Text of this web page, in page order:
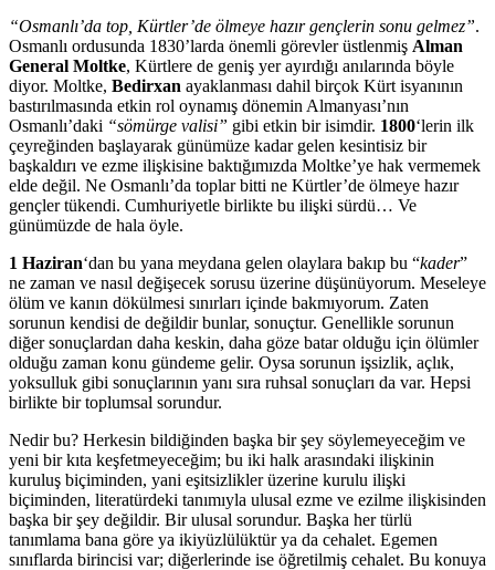
“Osmanlı’da top, Kürtler’de ölmeye hazır gençlerin sonu gelmez”.
Osmanlı ordusunda 1830’larda önemli görevler üstlenmiş Alman
General Moltke, Kürtlere de geniş yerayırdığı anılarında böyle
diyor. Moltke, Bedirxan ayaklanması dahil birçok Kürt isyanının
bastırılmasında etkin rol oynamış dönemin Almanyası’nın
Osmanlı’daki “sömürge valisi” gibi etkin bir isimdir. 1800‘lerin ilk
çeyreğinden başlayarak günümüze kadar gelen kesintisiz bir
başkaldırı ve ezme ilişkisine baktığımızda Moltke’ye hak vermemek
elde değil. Ne Osmanlı’da toplar bitti ne Kürtler’de ölmeye hazır
gençler tükendi. Cumhuriyetle birlikte bu ilişki sürdü… Ve
günümüzde de hala öyle.
1 Haziran‘dan bu yana meydana gelen olaylara bakıp bu “kader”
ne zaman ve nasıl değişecek sorusu üzerine düşünüyorum. Meseleye
ölüm ve kanın dökülmesi sınırları içinde bakmıyorum. Zaten
sorunun kendisi de değildir bunlar, sonuçtur. Genellikle sorunun
diğer sonuçlardan daha keskin, daha göze batar olduğu için ölümler
olduğu zaman konu gündeme gelir. Oysa sorunun işsizlik, açlık,
yoksulluk gibi sonuçlarının yanı sıra ruhsal sonuçları da var. Hepsi
birlikte bir toplumsal sorundur.
Nedir bu? Herkesin bildiğinden başka bir şey söylemeyeceğim ve
yeni bir kıta keşfetmeyeceğim; bu iki halk arasındaki ilişkinin
kuruluş biçiminden, yani eşitsizlikler üzerine kurulu ilişki
biçiminden, literatürdeki tanımıyla ulusal ezme ve ezilme ilişkisinden
başka bir şey değildir. Bir ulusal sorundur. Başka her türlü
tanımlama bana göre ya ikiyüzlülüktür ya da cehalet. Egemen
sınıflarda birincisi var; diğerlerinde ise öğretilmiş cehalet. Bu konuya